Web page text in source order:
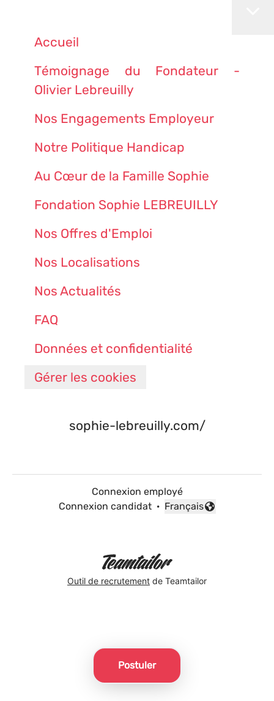
Postuler
Accueil
Témoignage du Fondateur -
Olivier Lebreuilly
Nos Engagements Employeur
Notre Politique Handicap
Au Cœur de la Famille Sophie
Fondation Sophie LEBREUILLY
Nos Offres d'Emploi
Nos Localisations
Nos Actualités
FAQ
Données et confidentialité
Gérer les cookies
sophie-lebreuilly.com/
Connexion employé
Connexion candidat ·
Changer la langue
Français
Outil de recrutement de Teamtailor